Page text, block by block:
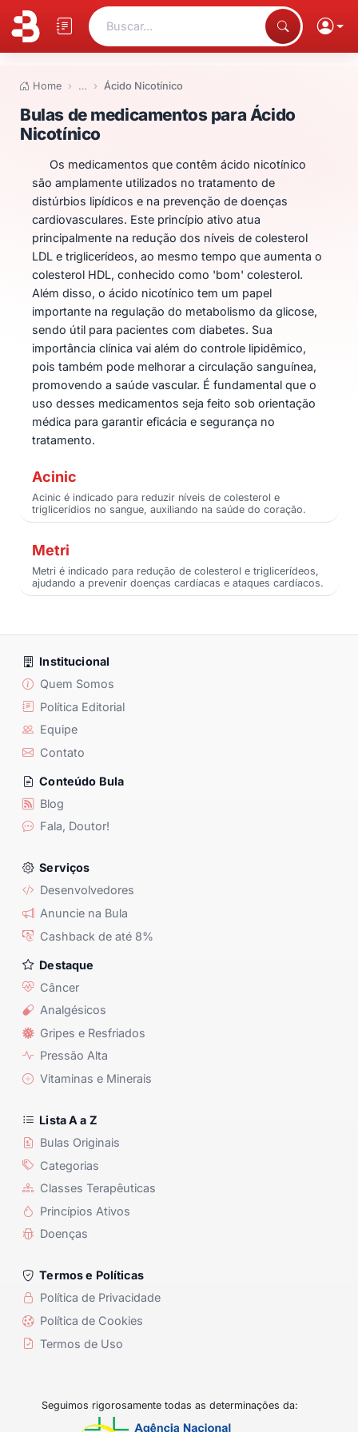
Buscar...
Home … Ácido Nicotínico
Bulas de medicamentos para
Bulas de medicamentos para Ácido
Nicotínico
Os medicamentos que contêm ácido nicotínico
são amplamente utilizados no tratamento de
distúrbios lipídicos e na prevenção de doenças
cardiovasculares. Este princípio ativo atua
principalmente na redução dos níveis de colesterol
LDL e triglicerídeos, ao mesmo tempo que aumenta o
colesterol HDL, conhecido como 'bom' colesterol.
Além disso, o ácido nicotínico tem um papel
importante na regulação do metabolismo da glicose,
sendo útil para pacientes com diabetes. Sua
importância clínica vai além do controle lipidêmico,
pois também pode melhorar a circulação sanguínea,
promovendo a saúde vascular. É fundamental que o
uso desses medicamentos seja feito sob orientação
médica para garantir eficácia e segurança no
tratamento.
Acinic
Acinic é indicado para reduzir níveis de colesterol e
triglicerídios no sangue, auxiliando na saúde do coração.
Metri
Metri é indicado para redução de colesterol e triglicerídeos,
ajudando a prevenir doenças cardíacas e ataques cardíacos.
Institucional
Quem Somos
Política Editorial
Equipe
Contato
Conteúdo Bula
Blog
Fala, Doutor!
Serviços
Desenvolvedores
Anuncie na Bula
Cashback de até 8%
Destaque
Câncer
Analgésicos
Gripes e Resfriados
Pressão Alta
Vitaminas e Minerais
Lista A a Z
Bulas Originais
Categorias
Classes Terapêuticas
Princípios Ativos
Doenças
Termos e Políticas
Política de Privacidade
Política de Cookies
Termos de Uso
Seguimos rigorosamente todas as determinações da: